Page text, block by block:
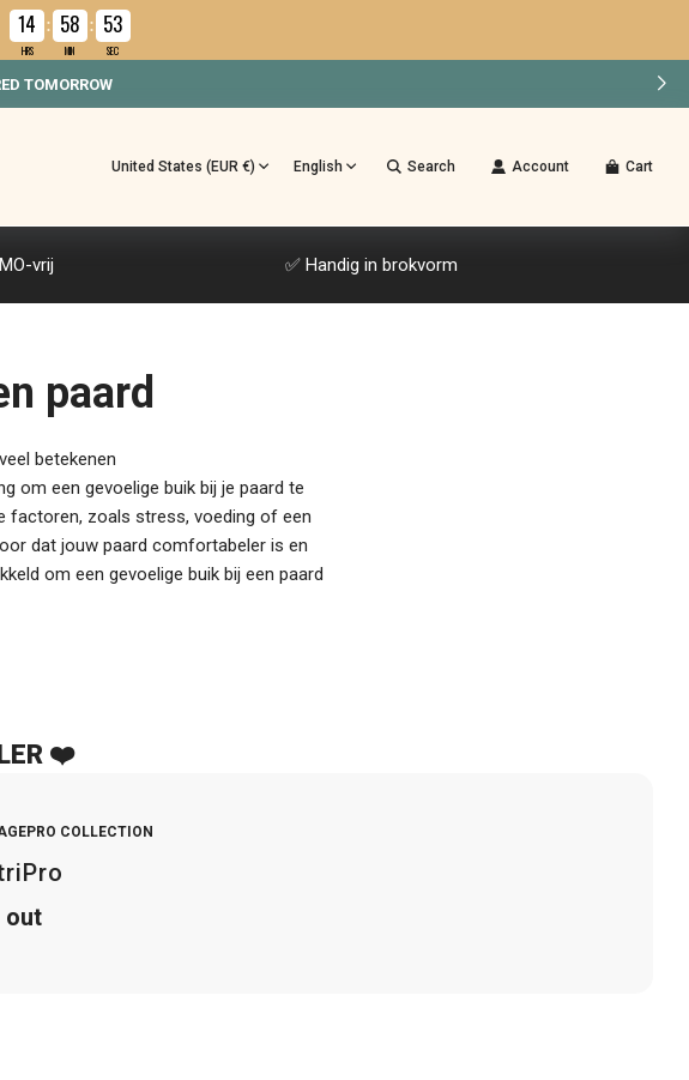
14 : 58 : 52
HRS MIN SEC
TOMORROW
United States (EUR €) English Search Account Cart
vrij ✅ Handig in brokvorm
paard
betekenen
om een gevoelige buik bij je paard te
factoren, zoals stress, voeding of een
dat jouw paard comfortabeler is en
om een gevoelige buik bij een paard
❤️
COLLECTION
out